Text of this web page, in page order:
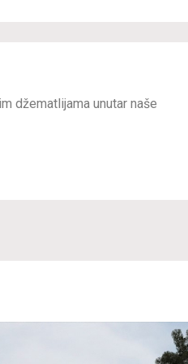
džematlijama unutar naše